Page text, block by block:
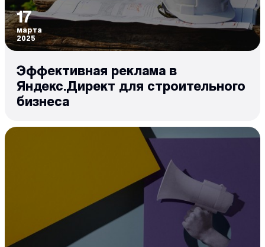
17
марта
2025
Эффективная реклама в
Яндекс.Директ для строительного
бизнеса